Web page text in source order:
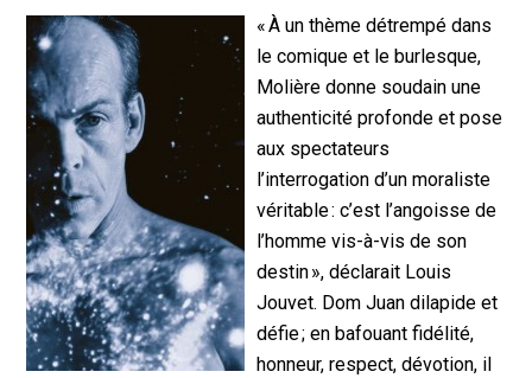
« À un thème détrempé dans
le comique et le burlesque,
Molière donne soudain une
authenticité profonde et pose
aux spectateurs
l’interrogation d’un moraliste
véritable : c’est l’angoisse de
l’homme vis-à-vis de son
destin », déclarait Louis
Jouvet. Dom Juan dilapide et
défie ; en bafouant fidélité,
honneur, respect, dévotion, il